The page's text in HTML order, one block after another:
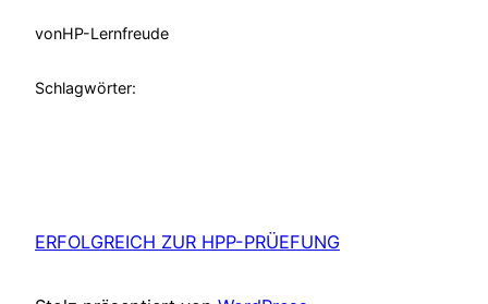
vonHP-Lernfreude
Schlagwörter:
ERFOLGREICH ZUR HPP-PRÜEFUNG